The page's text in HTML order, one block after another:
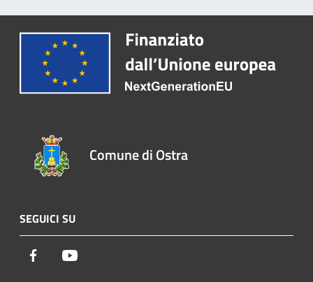
Comune di Ostra
SEGUICI SU
Facebook